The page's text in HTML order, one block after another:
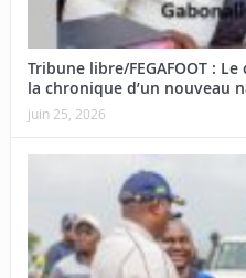
Tribune libre/FEGAFOOT :
la chronique d’un nouveau
juin 25, 2026